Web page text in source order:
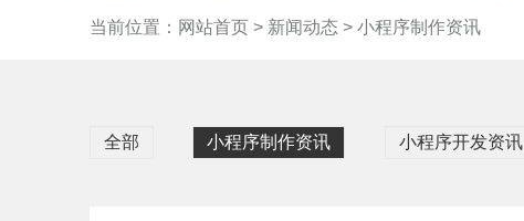
当前位置： 网站首页> 新闻动态 > 小程序制作资讯
全部 小程序制作资讯 小程序开发资讯